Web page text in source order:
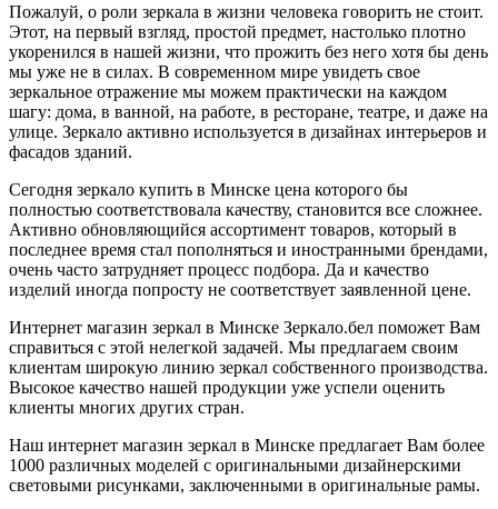
Пожалуй, о роли зеркала в жизни человека говорить не стоит.
Этот, на первый взгляд, простой предмет, настолько плотно
укоренился в нашей жизни, что прожить без него хотя бы день
мы уже не в силах. В современном мире увидеть свое
зеркальное отражение мы можем практически на каждом
шагу: дома, в ванной, на работе, в ресторане, театре, и даже на
улице. Зеркало активно используется в дизайнах интерьеров и
фасадов зданий.
Сегодня зеркало купить в Минске цена которого бы
полностью соответствовала качеству, становится все сложнее.
Активно обновляющийся ассортимент товаров, который в
последнее время стал пополняться и иностранными брендами,
очень часто затрудняет процесс подбора. Да и качество
изделий иногда попросту не соответствует заявленной цене.
Интернет магазин зеркал в Минске Зеркало.бел поможет Вам
справиться с этой нелегкой задачей. Мы предлагаем своим
клиентам широкую линию зеркал собственного производства.
Высокое качество нашей продукции уже успели оценить
клиенты многих других стран.
Наш интернет магазин зеркал в Минске предлагает Вам более
1000 различных моделей с оригинальными дизайнерскими
световыми рисунками, заключенными в оригинальные рамы.